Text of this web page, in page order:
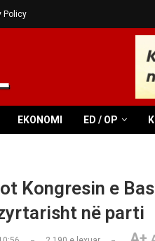
Policy
EKONOMI ED / OP
Kongresin e
në parti